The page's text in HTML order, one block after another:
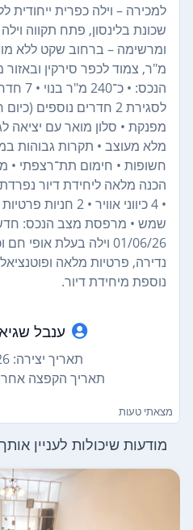
שכונת בלינסון, פתח תקווה
מ"ר, צמוד לכפר סירקין
הנכס:
לסגירת 2 חדרים נוספים
מפנקת • סלון מואר עם יציאה
חשופות • חימום תת־רצפתי •
• 4 כיווני אוויר • 2
שמש • מרפסת מצב הנכס: חדש
01/06/26 וילה בעלת
נדירה, פרטיות מלאה
נוספת מיחידת דיור.
ענבל
תאריך יצירה: 16/02/2026
תאריך הקפצה אחרון: 16/02/
מצאתי טעות
מודעות שיכולות לעניין אותך